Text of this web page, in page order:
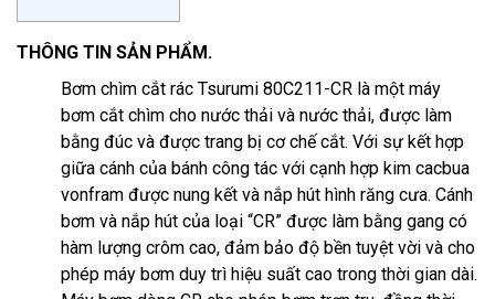
THÔNG TIN SẢN PHẨM.
Bơm chìm cắt rác Tsurumi 80C211-CR là một máy
bơm cắt chìm cho nước thải và nước thải, được làm
bằng đúc và được trang bị cơ chế cắt. Với sự kết hợp
giữa cánh của bánh công tác với cạnh hợp kim cacbua
vonfram được nung kết và nắp hút hình răng cưa. Cánh
bơm và nắp hút của loại “CR” được làm bằng gang có
hàm lượng crôm cao, đảm bảo độ bền tuyệt vời và cho
phép máy bơm duy trì hiệu suất cao trong thời gian dài.